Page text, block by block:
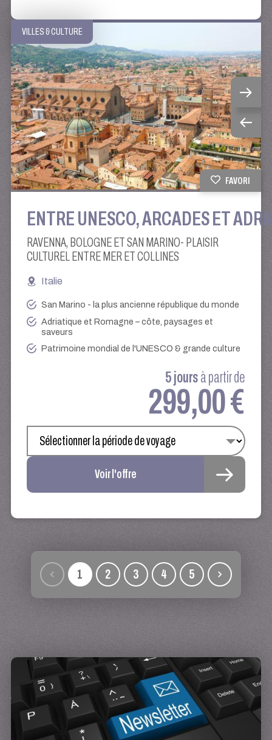
VILLES & CULTURE
FAVORI
ENTRE UNESCO, ARCADES ET
RAVENNA, BOLOGNE ET SAN MARINO- PLAISIR
CULTUREL ENTRE MER ET COLLINES
Italie
San Marino - la plus ancienne république du monde
Adriatique et Romagne – côte, paysages et
saveurs
Patrimoine mondial de l'UNESCO & grande culture
5 joursà partir de
299,00 €
Voir l'offre
1 2 3 4 5